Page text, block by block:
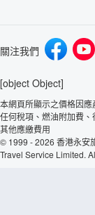
關注我們
[object Object]
本網頁所顯示之價格因
任何稅項、燃油附加費
其他應繳費用
© 1999 - 2026 香港永安
Travel Service Limited.